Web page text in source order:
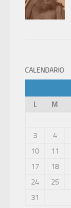
CALENDARIO
L
M
3
4
10
11
17
18
24
25
31